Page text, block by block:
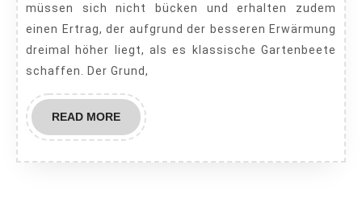
müssen sich nicht bücken und erhalten zudem
einen Ertrag, der aufgrund der besseren Erwärmung
dreimal höher liegt, als es klassische Gartenbeete
schaffen. Der Grund,
READ MOREREAD
MORE